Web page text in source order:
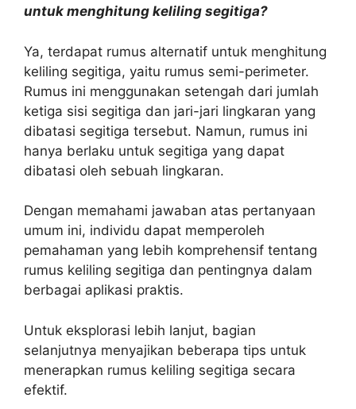
untuk menghitung keliling segitiga?
Ya, terdapat rumus alternatif untuk menghitung
keliling segitiga, yaitu rumus semi-perimeter.
Rumus ini menggunakan setengah dari jumlah
ketiga sisi segitiga dan jari-jari lingkaran yang
dibatasi segitiga tersebut. Namun, rumus ini
hanya berlaku untuk segitiga yang dapat
dibatasi oleh sebuah lingkaran.
Dengan memahami jawaban atas pertanyaan
umum ini, individu dapat memperoleh
pemahaman yang lebih komprehensif tentang
rumus keliling segitiga dan pentingnya dalam
berbagai aplikasi praktis.
Untuk eksplorasi lebih lanjut, bagian
selanjutnya menyajikan beberapa tips untuk
menerapkan rumus keliling segitiga secara
efektif.